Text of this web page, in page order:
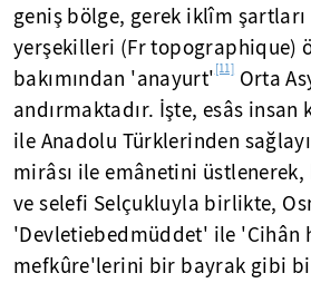
geniş bölge, gerek iklîm şartları
yerşekilleri (Fr topographique)
bakımından 'anayurt'[11] Orta
andırmaktadır. İşte, esâs insan
ile Anadolu Türklerinden
mirâsı ile emânetini
ve selefi Selçukluyla birlikte,
'Devletiebedmüddet' ile 'Cihân
mefkûre'lerini bir bayrak gibi